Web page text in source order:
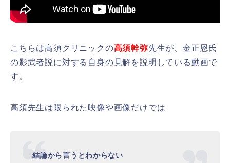
こちらは高須クリニックの高須幹弥先生が、金正恩氏
の影武者説に対する自身の見解を説明している動画で
す。
高須先生は限られた映像や画像だけでは
結論から言うとわからない